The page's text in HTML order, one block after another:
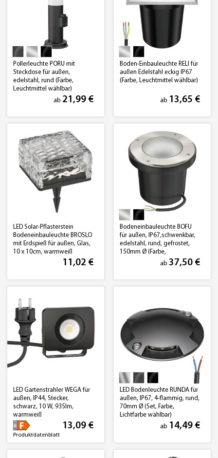
Pollerleuchte PORU mit
Steckdose für außen,
edelstahl, rund (Farbe,
Leuchtmittel wählbar)
ab 21,99 €
Boden-Einbauleuchte RELI für
außen Edelstahl eckig IP67
(Farbe, Leuchtmittel wählbar)
ab 13,65 €
LED Solar-Pflasterstein
Bodeneinbauleuchte BROSLO
mit Erdspieß für außen, Glas,
10 x 10cm, warmweiß
11,02 €
Bodeneinbauleuchte BOFU
für außen, IP67,schwenkbar,
edelstahl, rund, gefrostet,
150mm Ø (Farbe,
Leuchtmittel wählbar)
ab 37,50 €
LED Gartenstrahler WEGA für
außen, IP44, Stecker,
schwarz, 10 W, 935lm,
warmweiß
Produktdatenblatt
13,09 €
LED Bodenleuchte RUNDA für
außen, IP67, 4-flammig, rund,
70mm Ø (Set, Farbe,
Lichtfarbe wählbar)
ab 14,49 €